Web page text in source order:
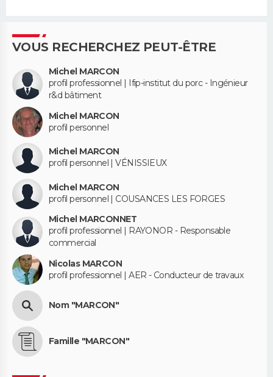
VOUS RECHERCHEZ PEUT-ÊTRE
Michel MARCON
profil professionnel | Ifip-institut du porc - Ingénieur
r&d bâtiment
Michel MARCON
profil personnel
Michel MARCON
profil personnel | VÉNISSIEUX
Michel MARCON
profil personnel | COUSANCES LES FORGES
Michel MARCONNET
profil professionnel | RAYONOR - Responsable
commercial
Nicolas MARCON
profil professionnel | AER - Conducteur de travaux
Nom "MARCON"
Famille "MARCON"